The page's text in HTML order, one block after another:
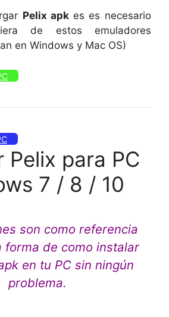
Pelix apk es es necesario
de estos emuladores
en Windows y Mac OS)
Pelix para PC
7 / 8 / 10
son como referencia
forma de como instalar
en tu PC sin ningún
problema.